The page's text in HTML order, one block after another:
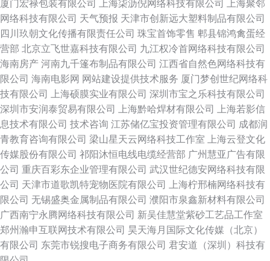
厦门宏禄包装有限公司
上海柒沥倪网络科技有限公司
上海聚邻
网络科技有限公司 天气预报 天津市创新远大塑料制品有限公司
四川玖朝文化传播有限责任公司 珠宝首饰零售 郫县锦鸿禽蛋经
营部 北京立飞世嘉科技有限公司 九江权冷首网络科技有限公司
海南房产 河南九千篷布制品有限公司 江西省自然色网络科技有
限公司 海南电影网 网站建设提供技术服务 厦门梦创世纪网络科
技有限公司
上海硕膜实业有限公司 深圳市宝之乐科技有限公司
深圳市安润泰贸易有限公司
上海黔哈焊材有限公司
上海若影信
息技术有限公司 技术咨询 江苏储亿宝投资管理有限公司 成都润
青教育咨询有限公司 梁山星天云网络科技工作室
上海云登文化
传媒股份有限公司 祁阳沐恒电线电缆经营部 广州慧亚广告有限
公司 重庆百彩东企业管理有限公司 武汉世纪德安网络科技有限
公司 天津市道歌凯特宠物医院有限公司
上海柠邢楠网络科技有
限公司 无锡盛奥金属制品有限公司 濮阳市泉鑫新材料有限公司
广西南宁永腾网络科技有限公司 新吴佳慧堂紫砂工艺品工作室
郑州瀚申互联网技术有限公司 昊天海月国际文化传媒（北京）
有限公司 东莞市锐搜电子商务有限公司 君安道（深圳）科技有